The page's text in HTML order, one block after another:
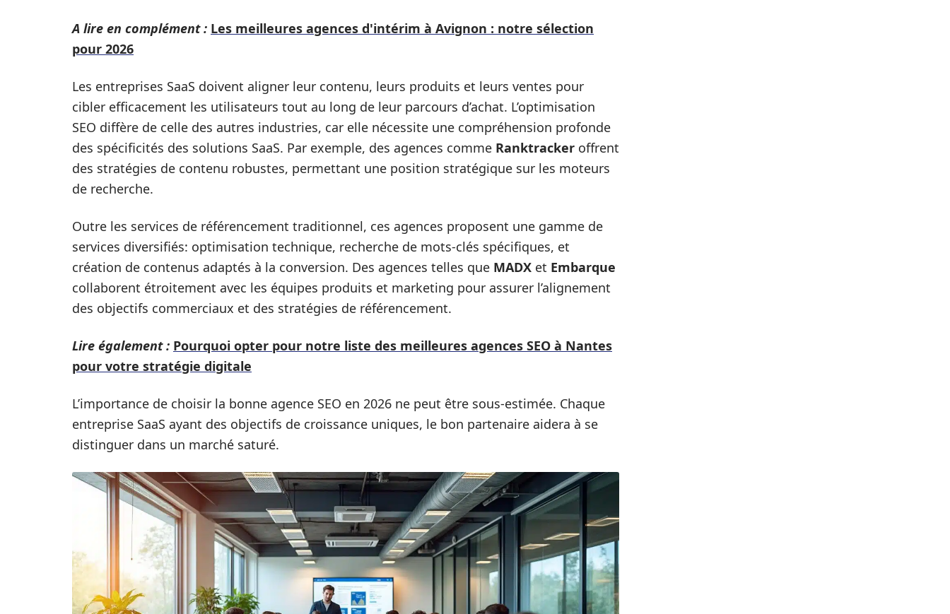
A lire en complément : Les meilleures agences d'intérim à Avignon : notre sélection
pour 2026
Les entreprises SaaS doivent aligner leur contenu, leurs produits et leurs ventes pour
cibler efficacement les utilisateurs tout au long de leur parcours d’achat. L’optimisation
SEO diffère de celle des autres industries, car elle nécessite une compréhension profonde
des spécificités des solutions SaaS. Par exemple, des agences comme Ranktracker offrent
des stratégies de contenu robustes, permettant une position stratégique sur les moteurs
de recherche.
Outre les services de référencement traditionnel, ces agences proposent une gamme de
services diversifiés: optimisation technique, recherche de mots-clés spécifiques, et
création de contenus adaptés à la conversion. Des agences telles que MADX et Embarque
collaborent étroitement avec les équipes produits et marketing pour assurer l’alignement
des objectifs commerciaux et des stratégies de référencement.
Lire également : Pourquoi opter pour notre liste des meilleures agences SEO à Nantes
pour votre stratégie digitale
L’importance de choisir la bonne agence SEO en 2026 ne peut être sous-estimée. Chaque
entreprise SaaS ayant des objectifs de croissance uniques, le bon partenaire aidera à se
distinguer dans un marché saturé.